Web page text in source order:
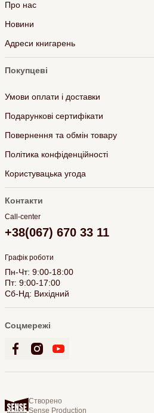
Про нас
Новини
Адреси книгарень
Покупцеві
Умови оплати і доставки
Подарункові сертифікати
Повернення та обмін товару
Політика конфіденційності
Користувацька угода
Контакти
Call-center
+38(067) 670 33 11
Графік роботи
Пн-Чт: 9:00-18:00
Пт: 9:00-17:00
Сб-Нд: Вихідний
Соцмережі
Створено
Sense Production